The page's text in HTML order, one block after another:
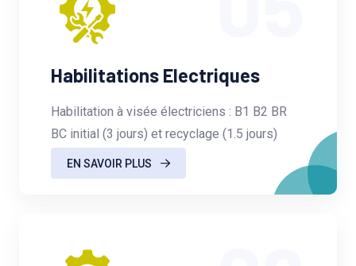
Habilitations Electriques
Habilitation à visée électriciens : B1 B2 BR
BC initial (3 jours) et recyclage (1.5 jours)
EN SAVOIR PLUS